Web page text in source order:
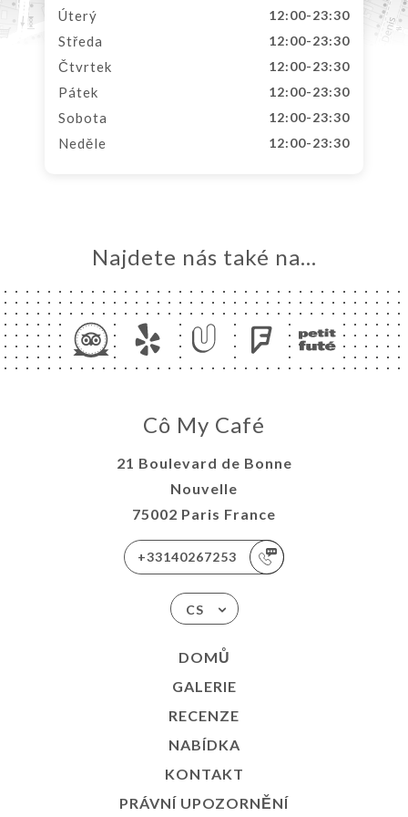
Úterý 12:00-23:30
Středa 12:00-23:30
Čtvrtek 12:00-23:30
Pátek 12:00-23:30
Sobota 12:00-23:30
Neděle 12:00-23:30
Najdete nás také na...
Cô My Café
21 Boulevard de Bonne
Nouvelle
75002 Paris France
+33140267253
CS
DOMŮ
GALERIE
RECENZE
NABÍDKA
KONTAKT
PRÁVNÍ UPOZORNĚNÍ